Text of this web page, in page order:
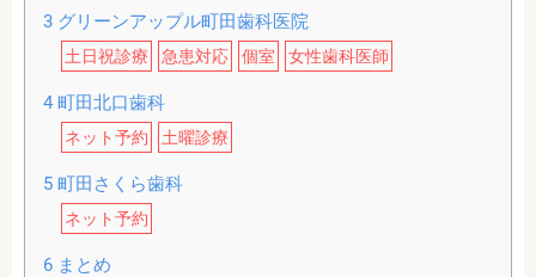
3グリーンアップル町田歯科医院
土日祝診療 急患対応 個室 女性歯科医師
4町田北口歯科
ネット予約 土曜診療
5町田さくら歯科
ネット予約
6まとめ